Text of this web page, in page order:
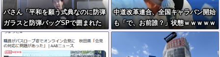
パさん「平和を願う式典なのに防弾
ガラスと防弾バッグSPで囲まれた
壇上でスピーチする人が総理大臣」
中道改革連合、全国キャラバン開始
も「で、お前誰？」状態ｗｗｗｗｗ